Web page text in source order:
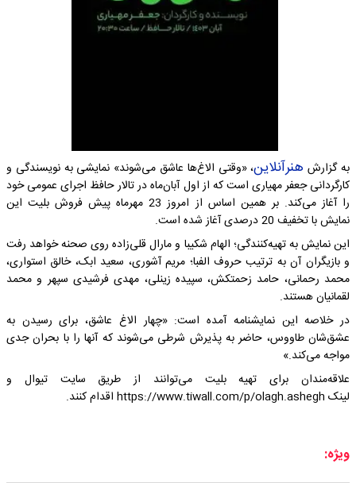
به گزارش هنرآنلاین، «وقتی الاغ‌ها عاشق می‌شوند» نمایشی به نویسندگی و
کارگردانی جعفر مهیاری است که از اول آبان‌ماه در تالار حافظ اجرای عمومی خود
را آغاز می‌کند. بر همین اساس از امروز 23 مهرماه پیش فروش بلیت این
نمایش با تخفیف 20 درصدی آغاز شده است.
این نمایش به تهیه‌کنندگی؛ الهام ‌شکیبا و مارال قلی‌زاده روی صحنه خواهد رفت
و بازیگران آن به ترتیب حروف الفبا؛ مریم ‌آشوری، سعید ‌ابک، خالق ‌استواری،
محمد ‌رحمانی، حامد ‌زحمتکش، سپیده ‌زینلی، مهدی ‌فرشیدی ‌سپهر و محمد
لقمانیان هستند.
در خلاصه این نمایشنامه آمده است: «چهار الاغ عاشق، برای رسیدن به
عشق‌شان طاووس، حاضر به پذیرش شرطی می‌شوند که آنها را با بحران جدی
مواجه می‌کند.»
علاقه‌مندان برای تهیه بلیت می‌توانند از طریق سایت تیوال و
لینک https://www.tiwall.com/p/olagh.ashegh اقدام کنند.
ویژه: